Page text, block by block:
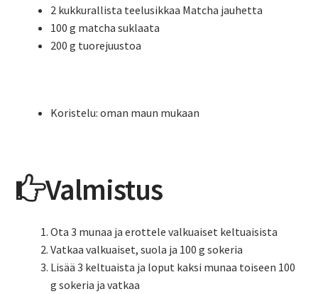
2 kukkurallista teelusikkaa Matcha jauhetta
100 g matcha suklaata
200 g tuorejuustoa
Koristelu: oman maun mukaan
Valmistus
Ota 3 munaa ja erottele valkuaiset keltuaisista
Vatkaa valkuaiset, suola ja 100 g sokeria
Lisää 3 keltuaista ja loput kaksi munaa toiseen 100
g sokeria ja vatkaa